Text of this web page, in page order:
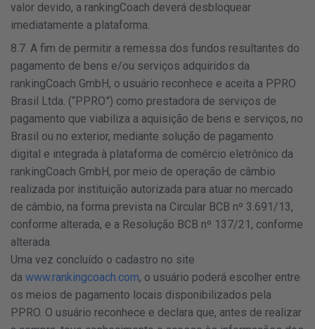
valor devido, a rankingCoach deverá desbloquear
imediatamente a plataforma.
8.7. A fim de permitir a remessa dos fundos resultantes do
pagamento de bens e/ou serviços adquiridos da
rankingCoach GmbH, o usuário reconhece e aceita a PPRO
Brasil Ltda. (“PPRO”) como prestadora de serviços de
pagamento que viabiliza a aquisição de bens e serviços, no
Brasil ou no exterior, mediante solução de pagamento
digital e integrada à plataforma de comércio eletrônico da
rankingCoach GmbH, por meio de operação de câmbio
realizada por instituição autorizada para atuar no mercado
de câmbio, na forma prevista na Circular BCB nº 3.691/13,
conforme alterada, e a Resolução BCB nº 137/21, conforme
alterada.
Uma vez concluído o cadastro no site
da www.rankingcoach.com, o usuário poderá escolher entre
os meios de pagamento locais disponibilizados pela
PPRO. O usuário reconhece e declara que, antes de realizar